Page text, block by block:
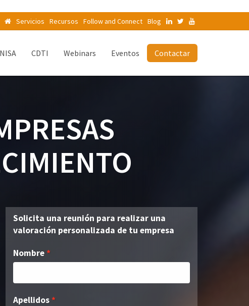
Servicios Recursos Follow and Connect Blog
CDTI Webinars Eventos Contactar
Solicita una reunión para realizar una
valoración personalizada de tu empresa
Nombre
Apellidos